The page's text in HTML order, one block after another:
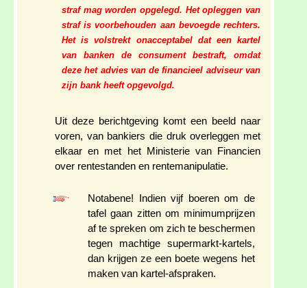
straf mag worden opgelegd. Het opleggen van
straf is voorbehouden aan bevoegde rechters.
Het is volstrekt onacceptabel dat een kartel
van banken de consument bestraft, omdat
deze het advies van de financieel adviseur van
zijn bank heeft opgevolgd.
Uit deze berichtgeving komt een beeld naar
voren, van bankiers die druk overleggen met
elkaar en met het Ministerie van Financien
over rentestanden en rentemanipulatie.
Notabene! Indien vijf boeren om de
tafel gaan zitten om minimumprijzen
af te spreken om zich te beschermen
tegen machtige supermarkt-kartels,
dan krijgen ze een boete wegens het
maken van kartel-afspraken.